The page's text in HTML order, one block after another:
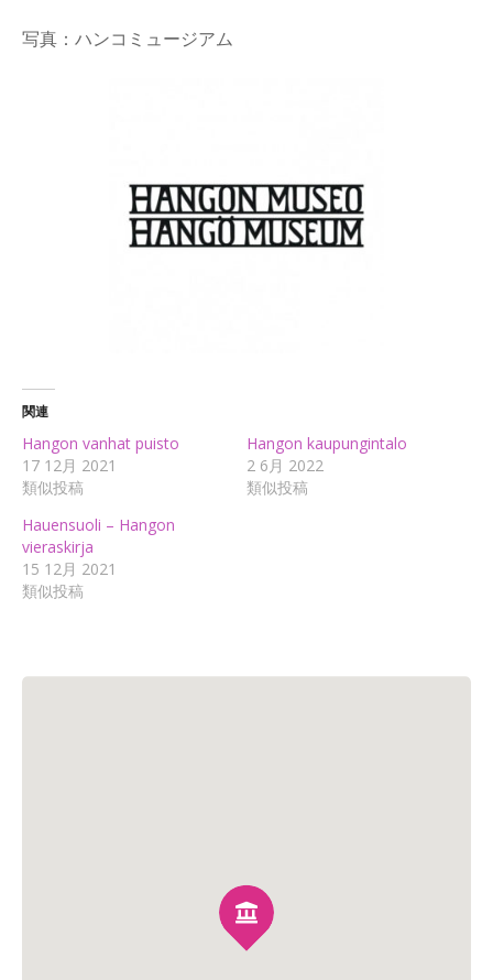
写真：ハンコミュージアム
関連
Hangon vanhat puisto
17 12月 2021
類似投稿
Hangon kaupungintalo
2 6月 2022
類似投稿
Hauensuoli – Hangon
vieraskirja
15 12月 2021
類似投稿